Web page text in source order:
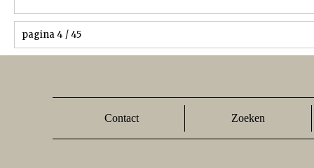
pagina 4 / 45
Contact Zoeken